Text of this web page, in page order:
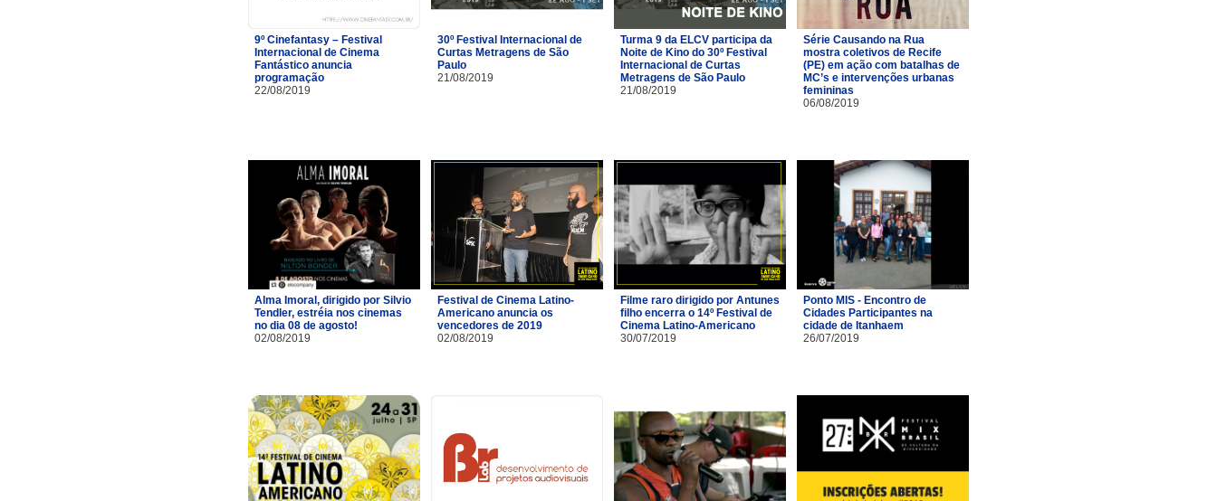
9º Cinefantasy – Festival
Internacional de Cinema
Fantástico anuncia
programação
22/08/2019
30º Festival Internacional de
Curtas Metragens de São
Paulo
21/08/2019
Turma 9 da ELCV participa da
Noite de Kino do 30º Festival
Internacional de Curtas
Metragens de São Paulo
21/08/2019
Série Causando na Rua
mostra coletivos de Recife
(PE) em ação com batalhas de
MC’s e intervenções urbanas
femininas
06/08/2019
Alma Imoral, dirigido por Silvio
Tendler, estréia nos cinemas
no dia 08 de agosto!
02/08/2019
Festival de Cinema Latino-
Americano anuncia os
vencedores de 2019
02/08/2019
Filme raro dirigido por Antunes
filho encerra o 14º Festival de
Cinema Latino-Americano
30/07/2019
Ponto MIS - Encontro de
Cidades Participantes na
cidade de Itanhaem
26/07/2019